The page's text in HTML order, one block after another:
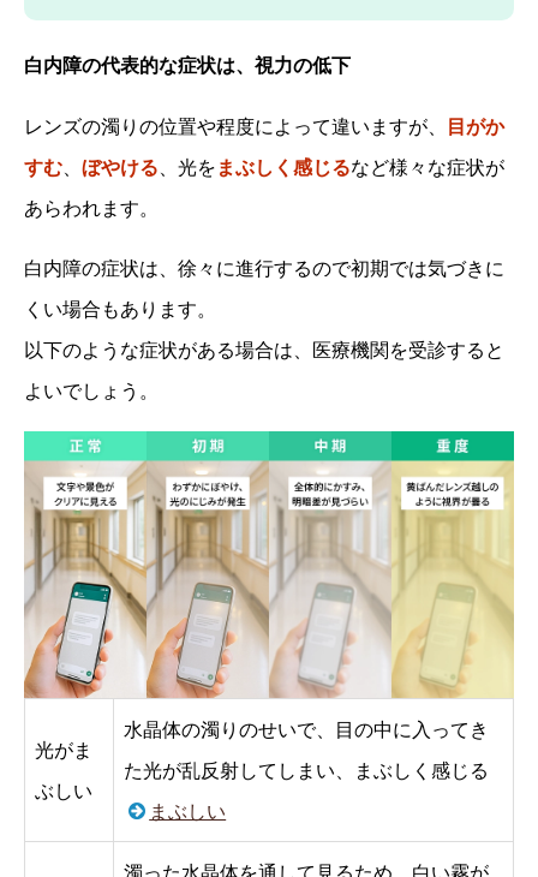
白内障の代表的な症状は、視力の低下
レンズの濁りの位置や程度によって違いますが、
目がか
すむ
ぼやける 、光を まぶしく感じるなど様々な症状が
あらわれます。
白内障の症状は、徐々に進行するので初期では気づきに
くい場合もあります。
以下のような症状がある場合は、医療機関を受診すると
よいでしょう。
光がま
ぶしい
水晶体の濁りのせいで、目の中に入ってき
た光が乱反射してしまい、まぶしく感じる
まぶしい
濁った水晶体を通して見るため、白い霧が